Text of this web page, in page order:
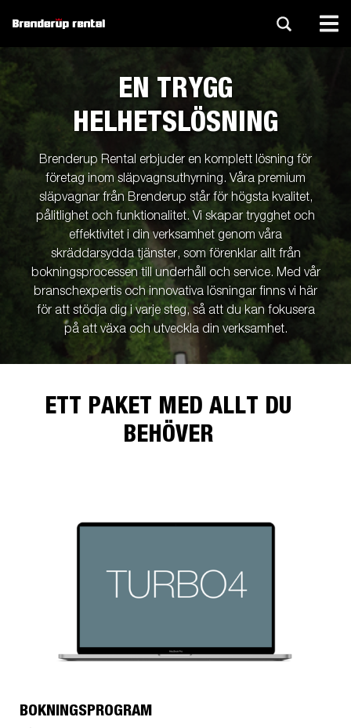
EN TRYGG
HELHETSLÖSNING
Brenderup Rental erbjuder en komplett lösning för
företag inom släpvagnsuthyrning. Våra premium
släpvagnar från Brenderup står för högsta kvalitet,
pålitlighet och funktionalitet. Vi skapar trygghet och
effektivitet i din verksamhet genom våra
skräddarsydda tjänster, som förenklar allt från
bokningsprocessen till underhåll och service. Med vår
branschexpertis och innovativa lösningar finns vi här
för att stödja dig i varje steg, så att du kan fokusera
på att växa och utveckla din verksamhet.
ETT PAKET MED ALLT DU
BEHÖVER
BOKNINGSPROGRAM